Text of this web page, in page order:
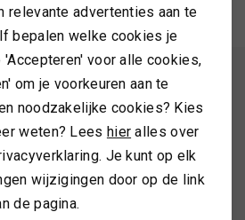
OP DE HOOGTE ZIJN?
10% korting op je 1e bestelling
AANMELDEN
relevante advertenties aan te
bepalen welke cookies je
voor alle cookies,
om je voorkeuren aan te
noodzakelijke cookies? Kies
weten? Lees hier alles over
Je kunt op elk
wijzigingen door op de link
de pagina.